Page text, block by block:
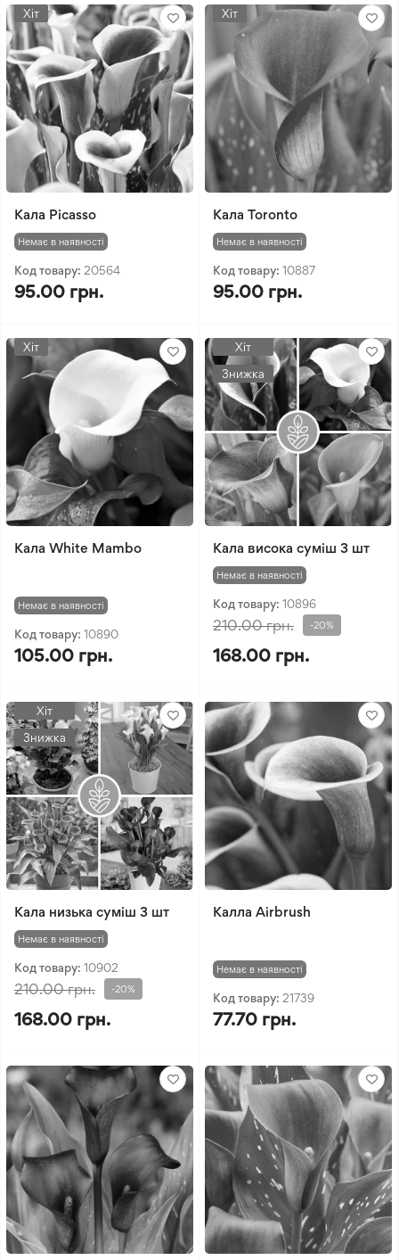
Хіт
Кала Picasso
Немає в наявності
Код товару: 20564
95.00 грн.
Хіт
Кала Toronto
Немає в наявності
Код товару: 10887
95.00 грн.
Хіт
Кала White Mambo
Немає в наявності
Код товару: 10890
105.00 грн.
Хіт
Знижка
Кала висока суміш 3 шт
Немає в наявності
Код товару: 10896
210.00 грн. -20%
168.00 грн.
Хіт
Знижка
Кала низька суміш 3 шт
Немає в наявності
Код товару: 10902
210.00 грн. -20%
168.00 грн.
Калла Airbrush
Немає в наявності
Код товару: 21739
77.70 грн.